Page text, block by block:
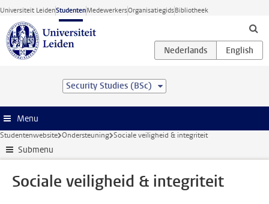
Ga direct naar de inhoud
Universiteit LeidenStudentenMedewerkersOrganisatiegidsBibliotheek
Security Studies (BSc)
Menu
Studentenwebsite Ondersteuning Sociale veiligheid & integriteit
Submenu
Sociale veiligheid & integriteit